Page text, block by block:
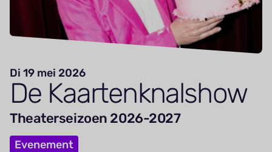
Di 19 mei 2026
De Kaar­ten­knalshow
Theaterseizoen 2026-2027
Evenement